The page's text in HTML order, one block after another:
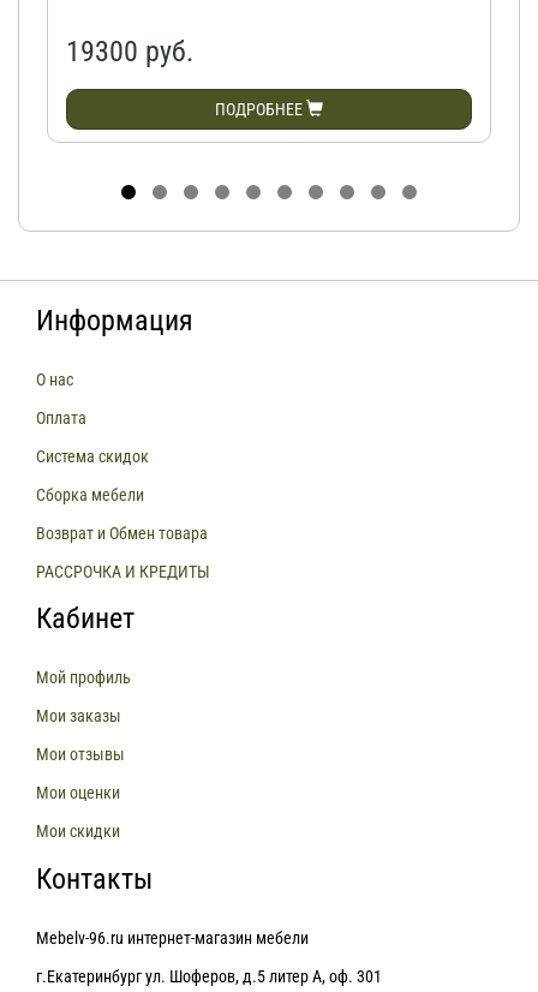
19300 руб.
ПОДРОБНЕЕ
Информация
О нас
Оплата
Система скидок
Сборка мебели
Возврат и Обмен товара
РАССРОЧКА И КРЕДИТЫ
Кабинет
Мой профиль
Мои заказы
Мои отзывы
Мои оценки
Мои скидки
Контакты
Mebelv-96.ru интернет-магазин мебели
г.Екатеринбург ул. Шоферов, д.5 литер А, оф. 301